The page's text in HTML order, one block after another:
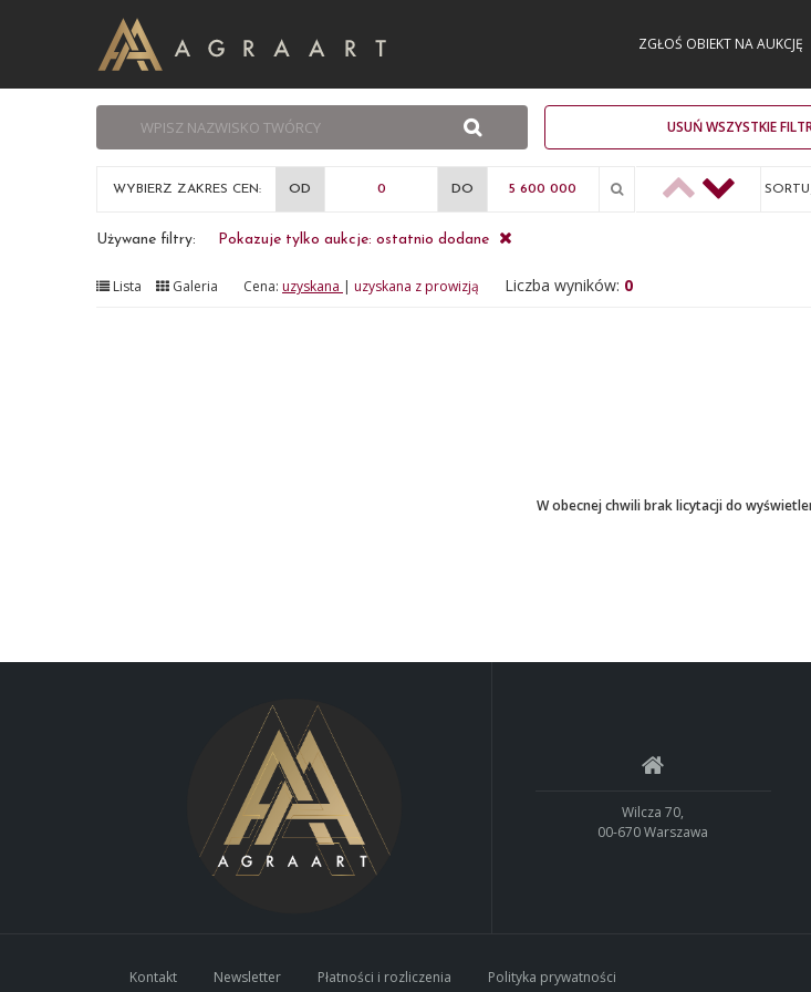
ZGŁOŚ OBIEKT NA AUKCJĘ
USUŃ WSZYSTKIE
WYBIERZ ZAKRES CEN: OD DO
Używane filtry: Pokazuje tylko aukcje: ostatnio dodane
Lista Galeria Cena: uzyskana | uzyskana z prowizją Liczba wyników: 0
W obecnej chwili brak licytacji do
Wilcza 70,
00-670 Warszawa
Kontakt Newsletter Płatności i rozliczenia Polityka prywatności